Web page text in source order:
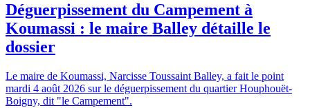
Déguerpissement du Campement à
Koumassi : le maire Balley détaille le
dossier
Le maire de Koumassi, Narcisse Toussaint Balley, a fait le point
mardi 4 août 2026 sur le déguerpissement du quartier Houphouët-
Boigny, dit "le Campement".